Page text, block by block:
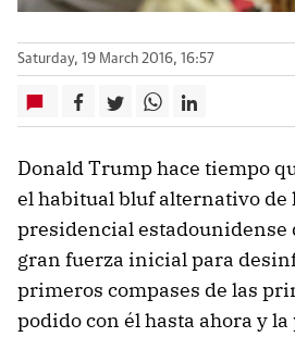
Saturday, 19 March 2016, 16:57
Donald Trump hace tiempo
el habitual bluf alternativo de
presidencial estadounidense
gran fuerza inicial para
primeros compases de las
podido con él hasta ahora y